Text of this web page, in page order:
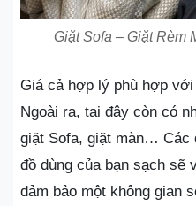
Giặt Sofa – Giặt Rèm
Giá cả hợp lý phù hợp
Ngoài ra, tại đây còn có
giặt Sofa, giặt màn… Các
đồ dùng của bạn sạch sẽ
đảm bảo một không gian